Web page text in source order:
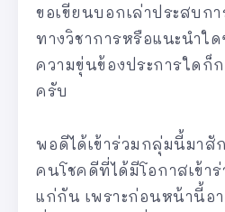
ขอเขียนบอกเล่าประสบก
ทางวิชาการหรือแนะนำใ
ความขุ่นข้องประการใดก็
ครับ
พอดีได้เข้าร่วมกลุ่มนี้มาสั
คนโชคดีที่ได้มีโอกาสเข้า
แก่กัน เพราะก่อนหน้านี้อ